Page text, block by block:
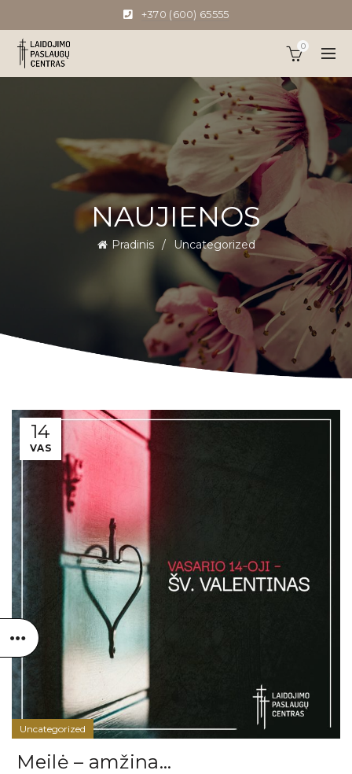
+370 (600) 65555
0
NAUJIENOS
Pradinis Uncategorized
14
VAS
Uncategorized
Meilė – amžina…